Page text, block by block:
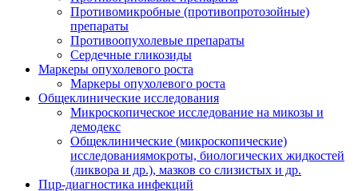
Противомикробные (противопротозойные)
препараты
Противоопухолевые препараты
Сердечные гликозиды
Маркеры опухолевого роста
Маркеры опухолевого роста
Общеклинические исследования
Микроскопическое исследование на микозы и
демодекс
Общеклинические (микроскопические)
исследованиямокроты, биологических жидкостей
(ликвора и др.), мазков со слизистых и др.
Пцр-диагностика инфекций